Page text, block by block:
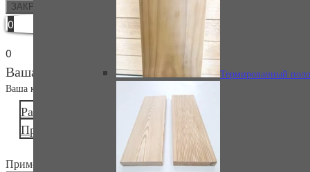
вагонка в профиле STS из ольхи
вагонка из ольхи в реечном профиле
Термированный
ЗАКРЫТЬ
0
0
Ваша корзина
Ваша корзина пуста
Расчёт стоимости доставки
Перейти в корзину
Продолжить покупки
Применить промокод